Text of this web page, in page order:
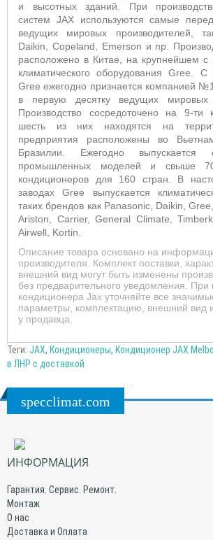
и высотных зданий. При
систем JAX используются самые
ведущих мировых производителей,
Daikin, Copeland, Emerson и пр.
расположено в Китае, на крупнейшем с
климатического оборудования Gree. С
Gree ежегодно признается компанией
в первую десятку ведущих мировых
Производство сосредоточено на 9-ти
шесть из них находятся на
предприятия расположены во
Бразилии. Ежегодно
промышленных моделей и свыше
кондиционеров для 160 стран. В
заводах Gree выпускается
таких брендов как Panasonic, Daikin,
Ariston, Carrier, General Climate,
Airwell, Kortin.
Описание товара основано на
производителя. Комплект поставки,
внешний вид могут быть изменены
без предварительного уведомления. При
кондиционера Jax уточняйте все
параметры, комплектацию, внешний вид
у продавца.
Теги: JAX, Кондиционеры, Кондиционер JAX
в ЛНР с доставкой
specclimat.com
ИНФОРМАЦИЯ
Гарантия. Сервис. Ремонт.
Монтаж
О нас
Доставка и Оплата